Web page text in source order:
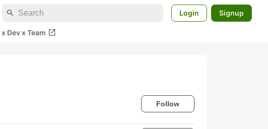
search Login Signup
x Dev x Team open_in_new
Follow